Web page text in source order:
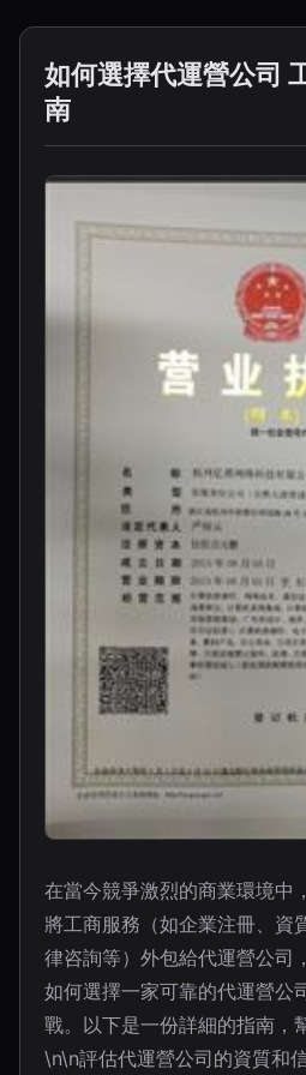
如何選擇代運營公司
南
在當今競爭激烈的商業環境中
將工商服務（如企業注冊、資
律咨詢等）外包給代運營公司
如何選擇一家可靠的代運營公
戰。以下是一份詳細的指南，
\n\n評估代運營公司的資質和